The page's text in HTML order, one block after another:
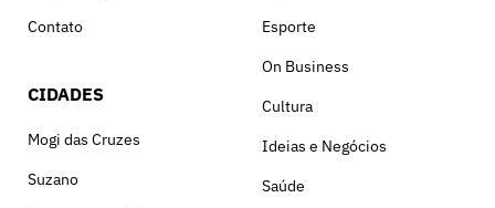
Contato
CIDADES
Mogi das Cruzes
Suzano
Esporte
On Business
Cultura
Ideias e Negócios
Saúde